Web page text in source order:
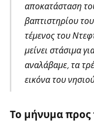
αποκατάσταση
βαπτιστηρίου
τέμενος του
μείνει στάσιμα
αναλάβαμε, τα
εικόνα του
Το μήνυμα προς